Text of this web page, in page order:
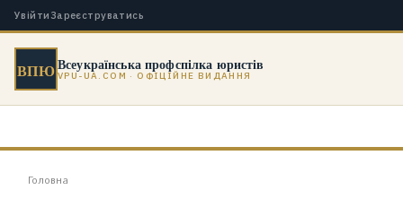
Увійти Зареєструватись
ВПЮВсеукраїнська профспілка юристів
VPU-UA.COM · ОФІЦІЙНЕ ВИДАННЯ
Головна